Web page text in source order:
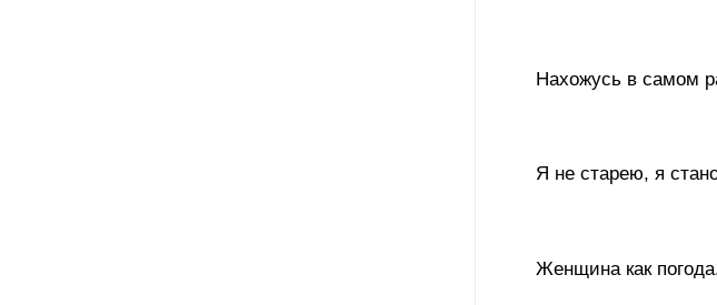
Нахожусь в самом
Я не старею, я
Женщина как